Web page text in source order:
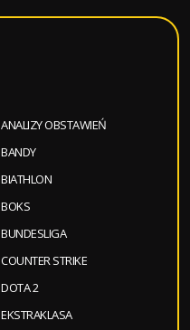
ANALIZY OBSTAWIEŃ
BANDY
BIATHLON
BOKS
BUNDESLIGA
COUNTER STRIKE
DOTA 2
EKSTRAKLASA